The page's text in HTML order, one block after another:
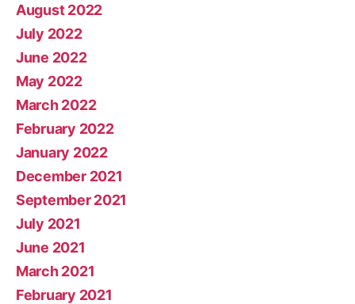
August 2022
July 2022
June 2022
May 2022
March 2022
February 2022
January 2022
December 2021
September 2021
July 2021
June 2021
March 2021
February 2021